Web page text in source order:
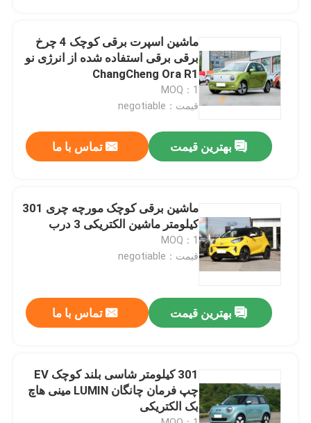
محصولات
فیلم های
دربارهی ما
کنترل کیفیت
اخبار
درخواست نقل قول
ماشین اسپرت برقی کوچک 4 چرخ
برقی برقی استفاده شده از انرژی نو
ChangCheng Ora R1
MOQ：1
قیمت：negotiable
بهترین قیمت تماس با ما
ماشین برقی کوچک مورچه چری 301
کیلومتر ماشین الکتریکی 3 درب
MOQ：1
قیمت：negotiable
بهترین قیمت تماس با ما
301 کیلومتر شاسی بلند کوچک EV
چپ فرمان چانگان LUMIN مینی هاچ
بک الکتریکی